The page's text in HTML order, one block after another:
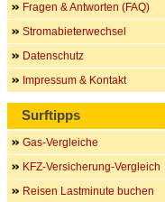
Fragen & Antworten (FAQ)
Stromabieterwechsel
Datenschutz
Impressum & Kontakt
Surftipps
Gas-Vergleiche
KFZ-Versicherung-Vergleich
Reisen Lastminute buchen